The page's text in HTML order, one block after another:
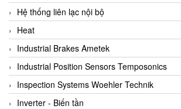
Asker
AT2E
ATC Pneumatic
ATEX System
ATI - IA
ATI (Analytical Technology Inc)
Hệ thống liên lạc nội bộ
Heat
Industrial Brakes Ametek
Industrial Position Sensors Temposonics
Inspection Systems Woehler Technik
Inverter - Biến tần